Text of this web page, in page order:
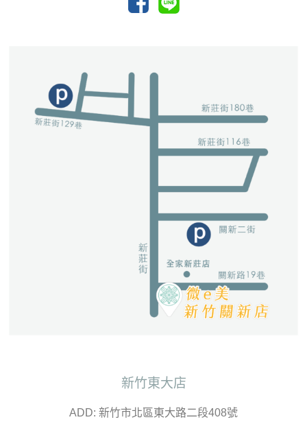
新竹東大店
ADD: 新竹市北區東大路二段408號